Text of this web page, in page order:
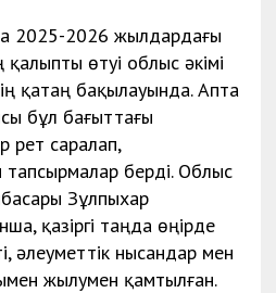
2025-2026 жылдардағы
өтуі облыс әкімі
қатаң бақылауында. Апта
бұл бағыттағы
рет саралап,
берді. Облыс
Зұлпыхар
қазіргі таңда өңірде
әлеуметтік нысандар мен
жылумен қамтылған.